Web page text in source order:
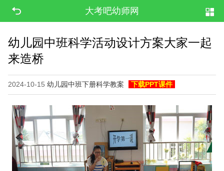
大考吧幼师网
幼儿园中班科学活动设计方案大家一起
来造桥
2024-10-15 幼儿园中班下册科学教案 下载PPT课件